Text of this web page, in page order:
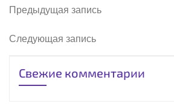
Навигация
по
Предыдущая
Предыдущая запись
Следующая
Следующая запись
Свежие комментарии